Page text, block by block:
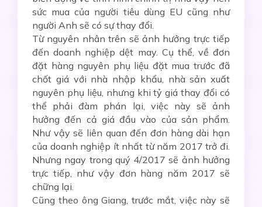
sức mua của người tiêu dùng EU cũng như
người Anh sẽ có sự thay đổi.
Từ nguyên nhân trên sẽ ảnh hưởng trực tiếp
đến doanh nghiệp dệt may. Cụ thể, về đơn
đặt hàng nguyên phụ liệu đặt mua trước đã
chốt giá với nhà nhập khẩu, nhà sản xuất
nguyên phụ liệu, nhưng khi tỷ giá thay đổi có
thể phải đàm phán lại, việc này sẽ ảnh
hưởng đến cả giá đầu vào của sản phẩm.
Như vậy sẽ liên quan đến đơn hàng dài hạn
của doanh nghiệp ít nhất từ năm 2017 trở đi.
Nhưng ngay trong quý 4/2017 sẽ ảnh hưởng
trực tiếp, như vậy đơn hàng năm 2017 sẽ
chững lại.
Cũng theo ông Giang, trước mắt, việc này sẽ